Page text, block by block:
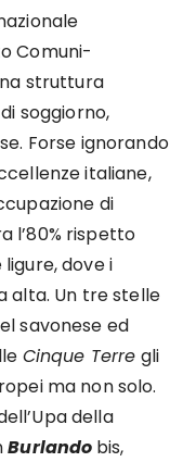
Comuni-
struttura
soggiorno,
Forse ignorando
italiane,
di
l’80% rispetto
dove i
alta. Un tre stelle
savonese ed
Cinque Terre gli
ma non solo.
della
Burlando bis,